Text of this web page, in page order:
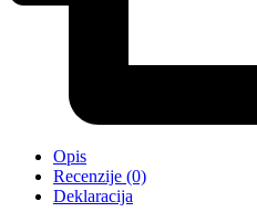
Opis
Recenzije (0)
Deklaracija